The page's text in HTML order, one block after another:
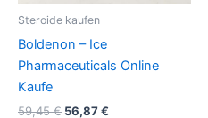
Steroide kaufen
Boldenon – Ice
Pharmaceuticals Online
Kaufe
59,45€ 56,87€